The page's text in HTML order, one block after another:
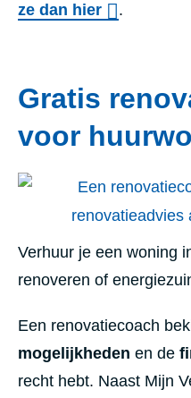
ze dan hier
.
Gratis
voor
Verhuur je een woning
renoveren of
Een renovatiecoach
mogelijkheden en de
recht hebt. Naast Mijn